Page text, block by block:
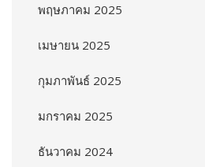
พฤษภาคม 2025
เมษายน 2025
กุมภาพันธ์ 2025
มกราคม 2025
ธันวาคม 2024